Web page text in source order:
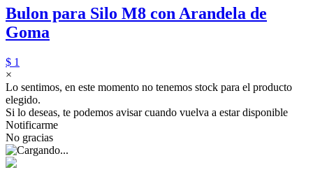
Bulon para Silo M8 con Arandela de
Goma
$ 1
×
Lo sentimos, en este momento no tenemos stock para el producto
elegido.
Si lo deseas, te podemos avisar cuando vuelva a estar disponible
Notificarme
No gracias